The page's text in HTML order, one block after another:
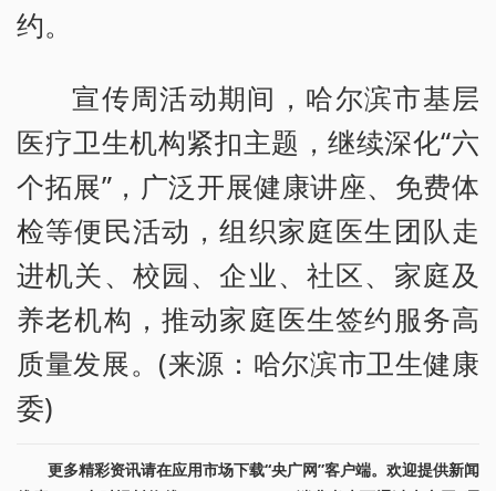
约。
宣传周活动期间，哈尔滨市基层
医疗卫生机构紧扣主题，继续深化“六
个拓展”，广泛开展健康讲座、免费体
检等便民活动，组织家庭医生团队走
进机关、校园、企业、社区、家庭及
养老机构，推动家庭医生签约服务高
质量发展。(来源：哈尔滨市卫生健康
委)
更多精彩资讯请在应用市场下载“央广网”客户端。欢迎提供新闻